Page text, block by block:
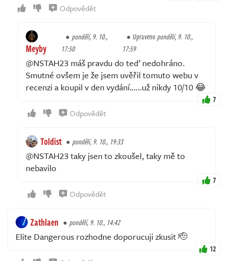
Odpovědět
Meyby
pondělí, 9. 10.,
17:50
Upravenopondělí, 9. 10.,
17:59
@NSTAH23 máš pravdu do teď nedohráno.
Smutné ovšem je že jsem uvěřil tomuto webu v
recenzi a koupil v den vydání……už nikdy 10/10 😂
7
Odpovědět
Toldist pondělí, 9. 10., 19:33
@NSTAH23 taky jsen to zkoušel, taky mě to
nebavilo
7
Odpovědět
Zathlaen pondělí, 9. 10., 14:42
Elite Dangerous rozhodne doporucuji zkusit 🫡
12